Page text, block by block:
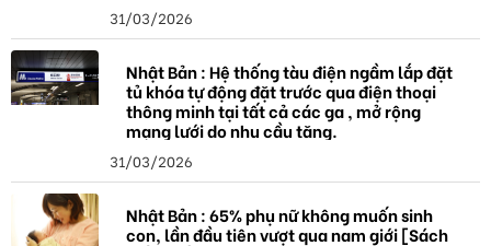
31/03/2026
Nhật Bản : Hệ thống tàu điện ngầm lắp đặt
tủ khóa tự động đặt trước qua điện thoại
thông minh tại tất cả các ga , mở rộng
mạng lưới do nhu cầu tăng.
31/03/2026
Nhật Bản : 65% phụ nữ không muốn sinh
con, lần đầu tiên vượt qua nam giới [Sách